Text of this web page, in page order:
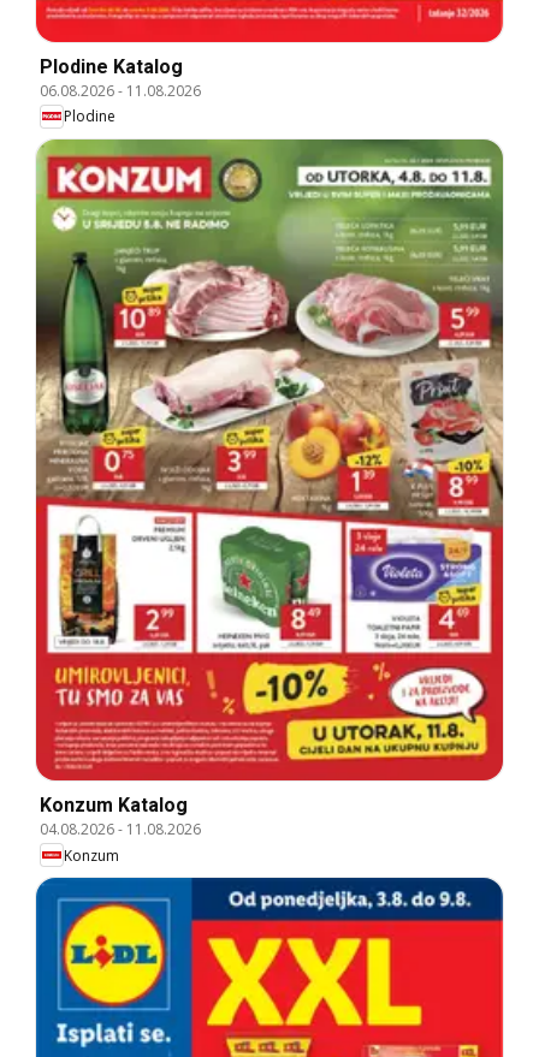
Plodine Katalog
06.08.2026- 11.08.2026
Plodine
Konzum Katalog
04.08.2026- 11.08.2026
Konzum